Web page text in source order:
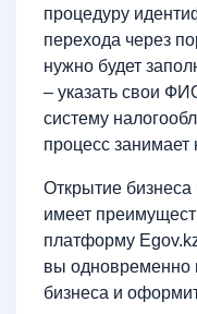
процедуру
перехода через
нужно будет
– указать свои
систему
процесс
Открытие бизнеса
имеет
платформу
вы одновременно
бизнеса и